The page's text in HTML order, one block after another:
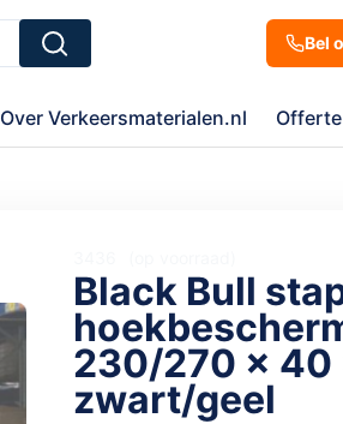
Bel
Zoek
Over Verkeersmaterialen.nl
Black Bull
230/270 x 40
zwart/geel